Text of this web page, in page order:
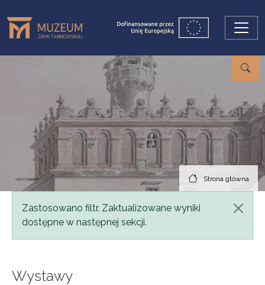
Strona główna
Komunikat
Zastosowano filtr. Zaktualizowane wyniki
dostępne w następnej sekcji.
Wystawy